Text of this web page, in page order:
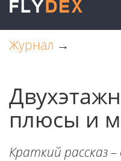
Журнал →
плюсы и
Краткий рассказ